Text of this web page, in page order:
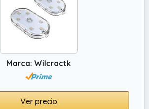
del apoyabrazos y el maletero
Marca: Wilcractk
Ver precio